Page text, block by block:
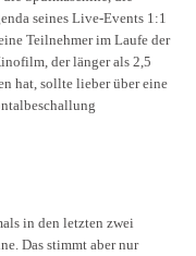
seines Live-Events 1:1
Teilnehmer im Laufe der
der länger als 2,5
hat, sollte lieber über eine
in den letzten zwei
Das stimmt aber nur